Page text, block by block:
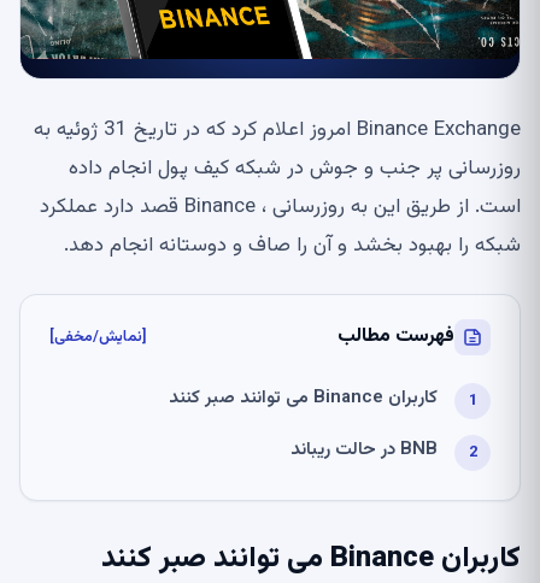
Binance Exchange امروز اعلام کرد که در تاریخ 31 ژوئیه به
روزرسانی پر جنب و جوش در شبکه کیف پول انجام داده
است. از طریق این به روزرسانی ، Binance قصد دارد عملکرد
شبکه را بهبود بخشد و آن را صاف و دوستانه انجام دهد.
فهرست مطالب [نمایش/مخفی]
کاربران Binance می توانند صبر کنند
BNB در حالت ریباند
کاربران Binance می توانند صبر کنند